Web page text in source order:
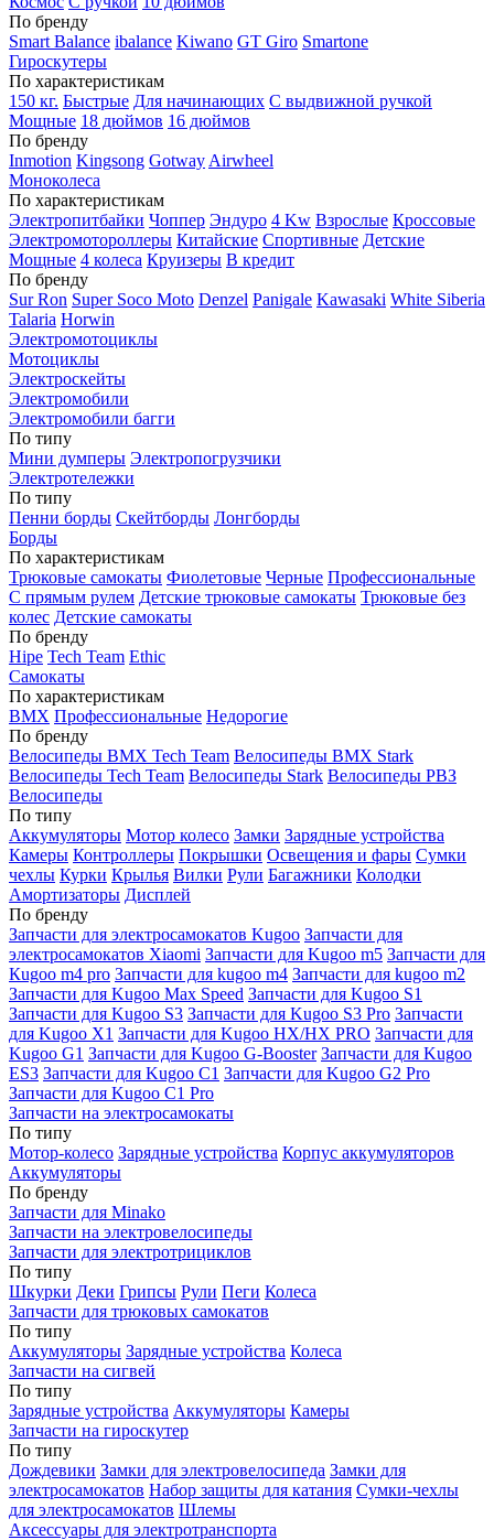
По бренду
Smart Balance ibalance Kiwano GT Giro Smartone
Гироскутеры
По характеристикам
150 кг. Быстрые Для начинающих С выдвижной ручкой
Мощные 18 дюймов 16 дюймов
По бренду
Inmotion Kingsong Gotway Airwheel
Моноколеса
По характеристикам
Электропитбайки Чоппер Эндуро 4 Kw Взрослые Кроссовые
Электромотороллеры Китайские Спортивные Детские
Мощные 4 колеса Круизеры В кредит
По бренду
Sur Ron Super Soco Moto Denzel Panigale Kawasaki White Siberia
Talaria Horwin
Электромотоциклы
Мотоциклы
Электроскейты
Электромобили
Электромобили багги
По типу
Мини думперы Электропогрузчики
Электротележки
По типу
Пенни борды Скейтборды Лонгборды
Борды
По характеристикам
Трюковые самокаты Фиолетовые Черные Профессиональные
С прямым рулем Детские трюковые самокаты Трюковые без
колес Детские самокаты
По бренду
Hipe Tech Team Ethic
Самокаты
По характеристикам
BMX Профессиональные Недорогие
По бренду
Велосипеды BMX Tech Team Велосипеды BMX Stark
Велосипеды Tech Team Велосипеды Stark Велосипеды РВЗ
Велосипеды
По типу
Аккумуляторы Мотор колесо Замки Зарядные устройства
Камеры Контроллеры Покрышки Освещения и фары Сумки
чехлы Курки Крылья Вилки Рули Багажники Колодки
Амортизаторы Дисплей
По бренду
Запчасти для электросамокатов Kugoo Запчасти для
электросамокатов Xiaomi Запчасти для Kugoo m5 Запчасти для
Кugoo m4 pro Запчасти для kugoo m4 Запчасти для kugoo m2
Запчасти для Kugoo Max Speed Запчасти для Kugoo S1
Запчасти для Kugoo S3 Запчасти для Kugoo S3 Pro Запчасти
для Kugoo X1 Запчасти для Kugoo HX/HX PRO Запчасти для
Kugoo G1 Запчасти для Kugoo G-Booster Запчасти для Kugoo
ES3 Запчасти для Kugoo C1 Запчасти для Kugoo G2 Pro
Запчасти для Kugoo C1 Pro
Запчасти на электросамокаты
По типу
Мотор-колесо Зарядные устройства Корпус аккумуляторов
Аккумуляторы
По бренду
Запчасти для Minako
Запчасти на электровелосипеды
Запчасти для электротрициклов
По типу
Шкурки Деки Грипсы Рули Пеги Колеса
Запчасти для трюковых самокатов
По типу
Аккумуляторы Зарядные устройства Колеса
Запчасти на сигвей
По типу
Зарядные устройства Аккумуляторы Камеры
Запчасти на гироскутер
По типу
Дождевики Замки для электровелосипеда Замки для
электросамокатов Набор защиты для катания Сумки-чехлы
для электросамокатов Шлемы
Аксессуары для электротранспорта